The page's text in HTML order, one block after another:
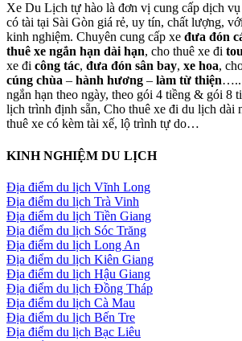
Xe Du Lịch tự hào là đơn vị cung cấp dịch
có tài tại Sài Gòn giá rẻ, uy tín, chất lượng,
kinh nghiệm. Chuyên cung cấp xe đưa đón
thuê xe ngắn hạn dài hạn, cho thuê xe đi
xe đi công tác, đưa đón sân bay, xe hoa,
cúng chùa – hành hương – làm từ thiện…..
ngắn hạn theo ngày, theo gói 4 tiềng & gói 8
lịch trình định sẵn, Cho thuê xe đi du lịch dài
thuê xe có kèm tài xế, lộ trình tự do…
KINH NGHIỆM DU LỊCH
Địa điểm du lịch Vĩnh Long
Địa điểm du lịch Trà Vinh
Địa điểm du lịch Tiền Giang
Địa điểm du lịch Sóc Trăng
Địa điểm du lịch Long An
Địa điểm du lịch Kiên Giang
Địa điểm du lịch Hậu Giang
Địa điểm du lịch Đồng Tháp
Địa điểm du lịch Cà Mau
Địa điểm du lịch Bến Tre
Địa điểm du lịch Bạc Liêu